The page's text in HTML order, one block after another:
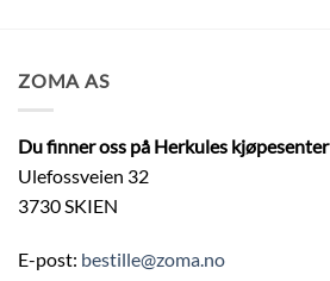
ZOMA AS
Du finner oss på Herkules kjøpesenter
Ulefossveien 32
3730 SKIEN
E-post: bestille@zoma.no